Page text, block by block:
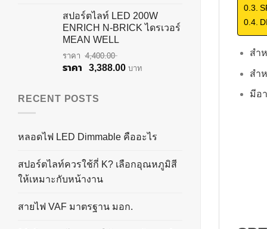
฿2,194.50
through
สปอร์ตไลท์ LED 200W
ENRICH N-BRICK ไดรเวอร์
MEAN WELL
4,400.00
Original
฿4,400.00.
3,388.00Current
บาท
RECENT POSTS
หลอดไฟ LED Dimmable คืออะไร
สปอร์ตไลท์ควรใช้กี่ K? เลือกอุณหภูมิสี
ให้เหมาะกับหน้างาน
สายไฟ VAF มาตรฐาน มอก.
สำ
สำ
มีอ